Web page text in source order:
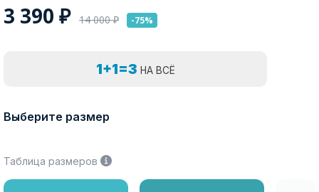
3 390 ₽ 14 000₽ -75%
1+1=3 НА ВСЁ
Выберите размер
Таблица размеров